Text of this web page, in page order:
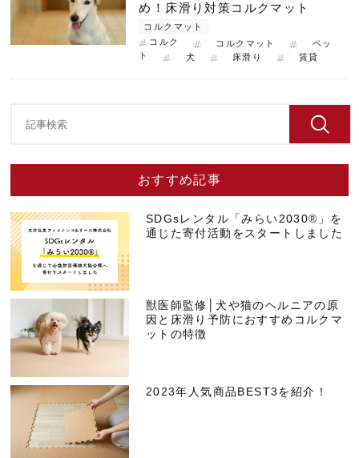
め！床滑り対策コルクマット
コルクマット
コルク
コルクマット
ペッ
ト
犬 床滑り 賃貸
おすすめ記事
SDGsレンタル「みらい2030®」を
通じた寄付活動をスタートしました
獣医師監修│犬や猫のヘルニアの原
因と床滑り予防におすすめコルクマ
ットの特徴
2023年人気商品BEST3を紹介！